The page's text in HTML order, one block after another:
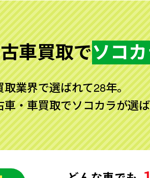
車買取でソコ
取業界で選ばれて28年。
車・車買取でソコカラが選